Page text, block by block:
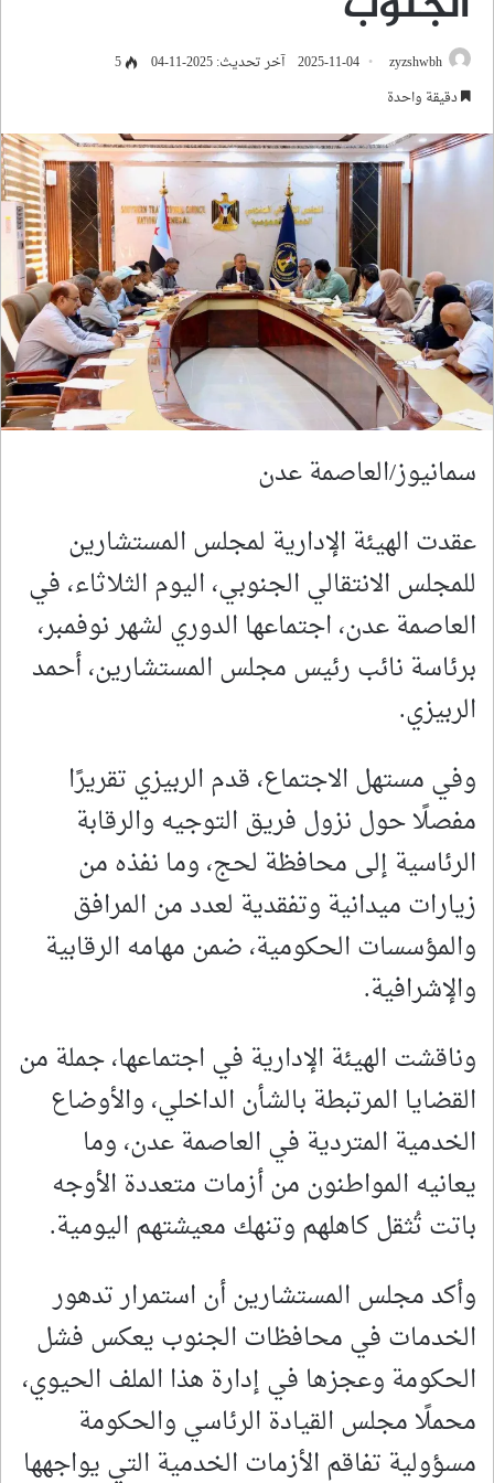
zyzshwbh
2025-11-04 آخر تحديث: 2025-11-04
5
دقيقة واحدة
سمانيوز/العاصمة عدن
عقدت الهيئة الإدارية لمجلس المستشارين
للمجلس الانتقالي الجنوبي، اليوم الثلاثاء، في
العاصمة عدن، اجتماعها الدوري لشهر نوفمبر،
برئاسة نائب رئيس مجلس المستشارين، أحمد
الربيزي.
وفي مستهل الاجتماع، قدم الربيزي تقريرًا
مفصلًا حول نزول فريق التوجيه والرقابة
الرئاسية إلى محافظة لحج، وما نفذه من
زيارات ميدانية وتفقدية لعدد من المرافق
والمؤسسات الحكومية، ضمن مهامه الرقابية
والإشرافية.
وناقشت الهيئة الإدارية في اجتماعها، جملة من
القضايا المرتبطة بالشأن الداخلي، والأوضاع
الخدمية المتردية في العاصمة عدن، وما
يعانيه المواطنون من أزمات متعددة الأوجه
باتت تُثقل كاهلهم وتنهك معيشتهم اليومية.
وأكد مجلس المستشارين أن استمرار تدهور
الخدمات في محافظات الجنوب يعكس فشل
الحكومة وعجزها في إدارة هذا الملف الحيوي،
محملًا مجلس القيادة الرئاسي والحكومة
مسؤولية تفاقم الأزمات الخدمية التي يواجهها